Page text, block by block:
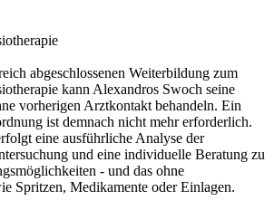
abgeschlossenen Weiterbildung zum
kann Alexandros Swoch seine
vorherigen Arztkontakt behandeln. Ein
ist demnach nicht mehr erforderlich.
eine ausführliche Analyse der
und eine individuelle Beratung zu
- und das ohne
Spritzen, Medikamente oder Einlagen.